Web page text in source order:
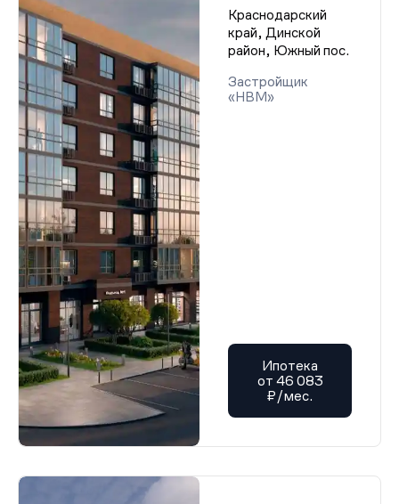
Краснодарский
край, Динской
район, Южный пос.
Застройщик
«НВМ»
Ипотека
от 46 083
₽/мес.